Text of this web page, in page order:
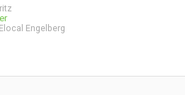
Engelberg